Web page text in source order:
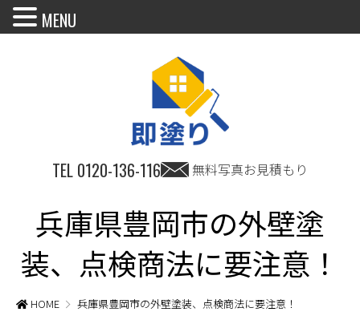
TEL 0120-136-116 無料写真お見積もり
兵庫県豊岡市の外壁塗
装、点検商法に要注意！
HOME 兵庫県豊岡市の外壁塗装、点検商法に要注意！
MENU